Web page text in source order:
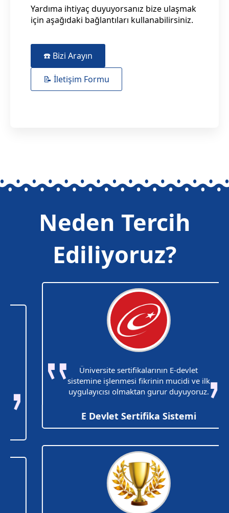
Yardıma ihtiyaç duyuyorsanız bize ulaşmak
için aşağıdaki bağlantıları kullanabilirsiniz.
☎️ Bizi Arayın
📝 İletişim Formu
Neden Tercih
Ediliyoruz?
Üniversite sertifikalarının E-devlet
sistemine işlenmesi fikrinin mucidi ve ilk
uygulayıcısı olmaktan gurur duyuyoruz.
E Devlet Sertifika Sistemi